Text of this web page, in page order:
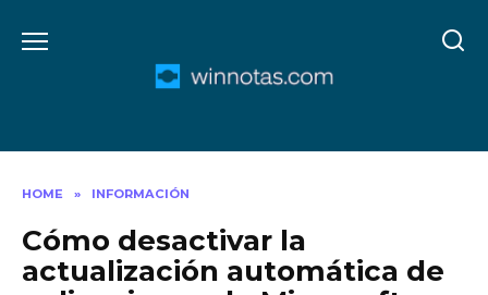
HOME » INFORMACIÓN
Cómo desactivar la
actualización automática de